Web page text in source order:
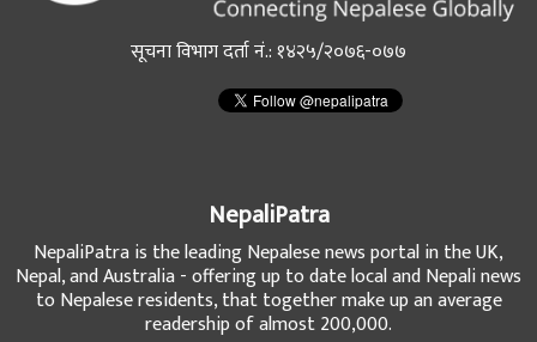
सूचना विभाग दर्ता नं.: १४२५/२०७६-०७७
NepaliPatra
NepaliPatra is the leading Nepalese news portal in the UK,
Nepal, and Australia - offering up to date local and Nepali news
to Nepalese residents, that together make up an average
readership of almost 200,000.